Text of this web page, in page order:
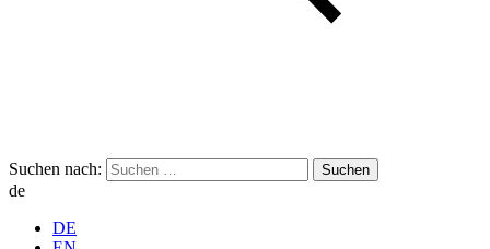
Suchen nach:
de
DE